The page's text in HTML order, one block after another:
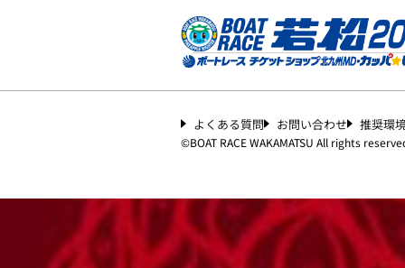
よくある質問 お問い合わせ 推奨環
©︎BOAT RACE WAKAMATSU All rights